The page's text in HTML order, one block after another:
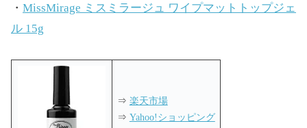
・ MissMirage ミスミラージュ ワイプマットトップジェ
ル 15g
⇒ 楽天市場
⇒ Yahoo!ショッピング